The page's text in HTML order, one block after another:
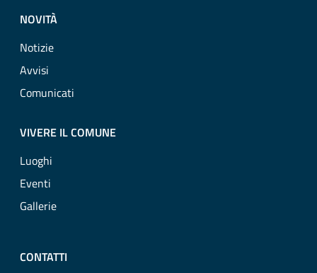
NOVITÀ
Notizie
Avvisi
Comunicati
VIVERE IL COMUNE
Luoghi
Eventi
Gallerie
CONTATTI